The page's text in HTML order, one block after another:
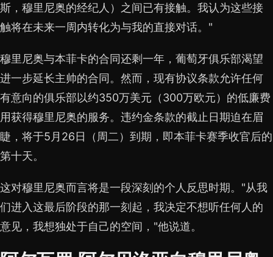
斯，穆里尼奥的经纪人）之间已有接触。我认为这些接
触将在未来一周内转化为与我的直接对话。"
穆里尼奥与本菲卡的合同还剩一年，葡萄牙俱乐部渴望
进一步延长主帅的合同。然而，现有协议条款允许任何
有意向的俱乐部以约350万美元（300万欧元）的低廉费
用获得穆里尼奥的服务。违约金条款的截止日期迫在眉
睫，将于5月26日（周二）到期，即本菲卡赛季收官后的
第十天。
这对穆里尼奥而言将是一段深刻的个人反思时期。"从我
们进入这最后阶段的那一刻起，我决定不想听任何人的
意见，我想独处于自己的空间，"他说道。